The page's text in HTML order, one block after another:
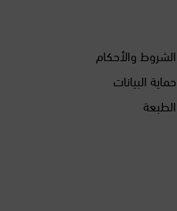
الشروط والأحكام
حماية البيانات
الطبعة